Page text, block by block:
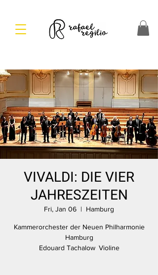
VIVALDI: DIE VIER
JAHRESZEITEN
Fri, Jan 06
  |
Hamburg
Kammerorchester der Neuen Philharmonie
Hamburg
Edouard Tachalow Violine